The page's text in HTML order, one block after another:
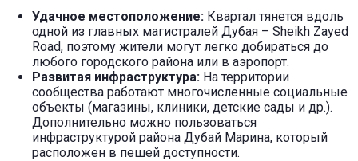
Удачное местоположение: Квартал тянется вдоль
одной из главных магистралей Дубая – Sheikh Zayed
Road, поэтому жители могут легко добираться до
любого городского района или в аэропорт.
Развитая инфраструктура: На территории
сообщества работают многочисленные социальные
объекты (магазины, клиники, детские сады и др.).
Дополнительно можно пользоваться
инфраструктурой района Дубай Марина, который
расположен в пешей доступности.